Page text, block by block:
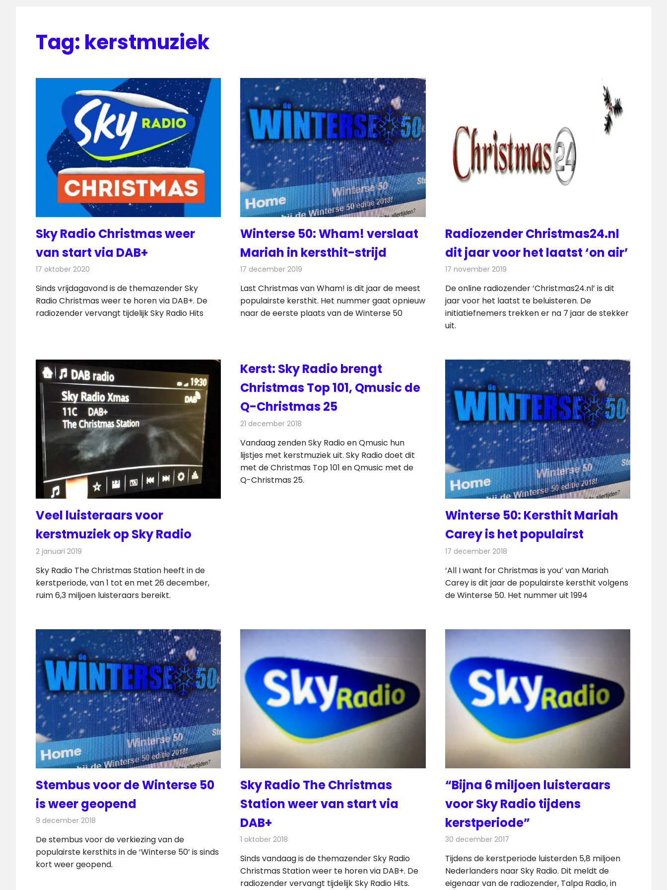
Tag: kerstmuziek
Sky Radio Christmas weer
van start via DAB+
17 oktober 2020
Sinds vrijdagavond is de themazender Sky
Radio Christmas weer te horen via DAB+. De
radiozender vervangt tijdelijk Sky Radio Hits
Winterse 50: Wham! verslaat
Mariah in kersthit-strijd
17 december 2019
Last Christmas van Wham! is dit jaar de meest
populairste kersthit. Het nummer gaat opnieuw
naar de eerste plaats van de Winterse 50
Radiozender Christmas24.nl
dit jaar voor het laatst ‘on air’
17 november 2019
De online radiozender ‘Christmas24.nl’ is dit
jaar voor het laatst te beluisteren. De
initiatiefnemers trekken er na 7 jaar de stekker
uit.
Veel luisteraars voor
kerstmuziek op Sky Radio
2 januari 2019
Sky Radio The Christmas Station heeft in de
kerstperiode, van 1 tot en met 26 december,
ruim 6,3 miljoen luisteraars bereikt.
Kerst: Sky Radio brengt
Christmas Top 101, Qmusic de
Q-Christmas 25
21 december 2018
Vandaag zenden Sky Radio en Qmusic hun
lijstjes met kerstmuziek uit. Sky Radio doet dit
met de Christmas Top 101 en Qmusic met de
Q-Christmas 25.
Winterse 50: Kersthit Mariah
Carey is het populairst
17 december 2018
‘All I want for Christmas is you’ van Mariah
Carey is dit jaar de populairste kersthit volgens
de Winterse 50. Het nummer uit 1994
Stembus voor de Winterse 50
is weer geopend
9 december 2018
De stembus voor de verkiezing van de
populairste kersthits in de ‘Winterse 50’ is sinds
kort weer geopend.
Sky Radio The Christmas
Station weer van start via
DAB+
1 oktober 2018
Sinds vandaag is de themazender Sky Radio
Christmas Station weer te horen via DAB+. De
radiozender vervangt tijdelijk Sky Radio Hits.
“Bijna 6 miljoen luisteraars
voor Sky Radio tijdens
kerstperiode”
30 december 2017
Tijdens de kerstperiode luisterden 5,8 miljoen
Nederlanders naar Sky Radio. Dit meldt de
eigenaar van de radiozender, Talpa Radio, in